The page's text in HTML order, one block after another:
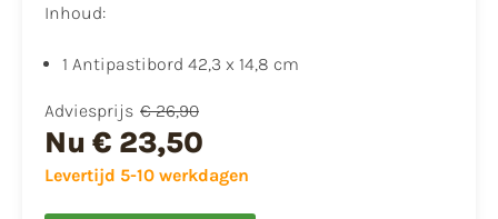
Inhoud:
1 Antipastibord 42,3 x 14,8 cm
Adviesprijs € 26,90
Nu € 23,50
Levertijd 5-10 werkdagen